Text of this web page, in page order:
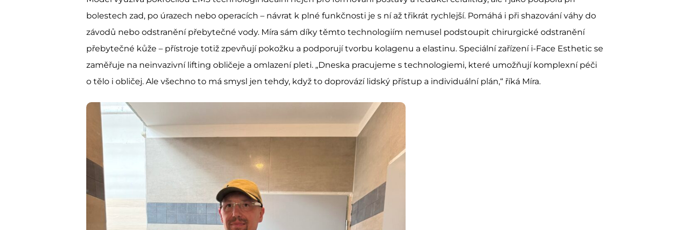
bolestech zad, po úrazech nebo operacích – návrat k plné funkčnosti je s ní až třikrát rychlejší. Pomáhá i při shazování váhy do
závodů nebo odstranění přebytečné vody. Míra sám díky těmto technologiím nemusel podstoupit chirurgické odstranění
přebytečné kůže – přístroje totiž zpevňují pokožku a podporují tvorbu kolagenu a elastinu. Speciální zařízení i-Face Esthetic se
zaměřuje na neinvazivní lifting obličeje a omlazení pleti. „Dneska pracujeme s technologiemi, které umožňují komplexní péči
o tělo i obličej. Ale všechno to má smysl jen tehdy, když to doprovází lidský přístup a individuální plán,“ říká Míra.